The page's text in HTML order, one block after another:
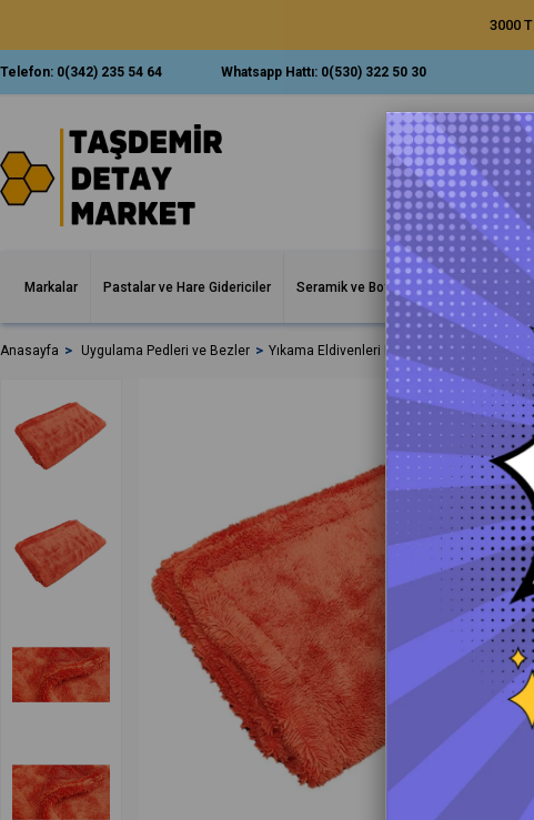
3000
Telefon: 0(342) 235 54 64 Whatsapp Hattı: 0(530) 322 50 30
Markalar Pastalar ve Hare Gidericiler Seramik ve Boya Korumalar İç
Anasayfa Uygulama Pedleri ve Bezler Yıkama Eldivenleri Havlular Bezler